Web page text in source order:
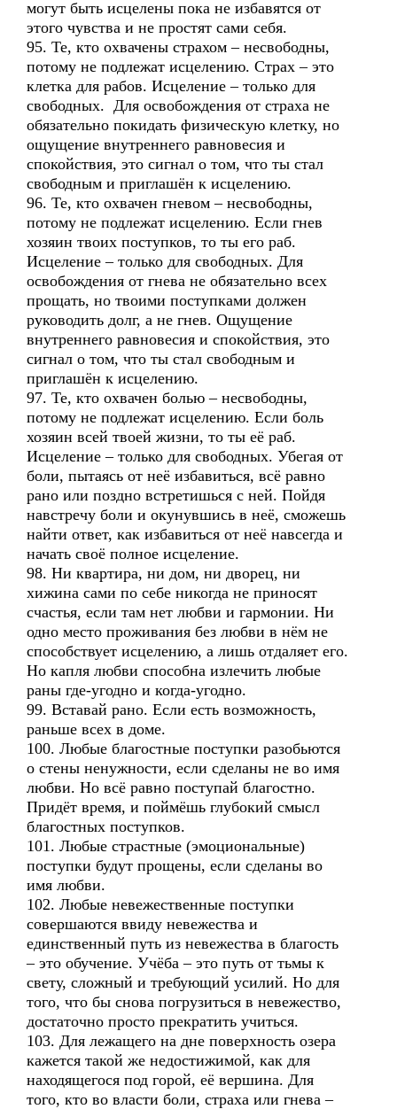
могут быть исцелены пока не избавятся от
этого чувства и не простят сами себя.
95. Те, кто охвачены страхом – несвободны,
потому не подлежат исцелению. Страх – это
клетка для рабов. Исцеление – только для
свободных. Для освобождения от страха не
обязательно покидать физическую клетку, но
ощущение внутреннего равновесия и
спокойствия, это сигнал о том, что ты стал
свободным и приглашён к исцелению.
96. Те, кто охвачен гневом – несвободны,
потому не подлежат исцелению. Если гнев
хозяин твоих поступков, то ты его раб.
Исцеление – только для свободных. Для
освобождения от гнева не обязательно всех
прощать, но твоими поступками должен
руководить долг, а не гнев. Ощущение
внутреннего равновесия и спокойствия, это
сигнал о том, что ты стал свободным и
приглашён к исцелению.
97. Те, кто охвачен болью – несвободны,
потому не подлежат исцелению. Если боль
хозяин всей твоей жизни, то ты её раб.
Исцеление – только для свободных. Убегая от
боли, пытаясь от неё избавиться, всё равно
рано или поздно встретишься с ней. Пойдя
навстречу боли и окунувшись в неё, сможешь
найти ответ, как избавиться от неё навсегда и
начать своё полное исцеление.
98. Ни квартира, ни дом, ни дворец, ни
хижина сами по себе никогда не приносят
счастья, если там нет любви и гармонии. Ни
одно место проживания без любви в нём не
способствует исцелению, а лишь отдаляет его.
Но капля любви способна излечить любые
раны где-угодно и когда-угодно.
99. Вставай рано. Если есть возможность,
раньше всех в доме.
100. Любые благостные поступки разобьются
о стены ненужности, если сделаны не во имя
любви. Но всё равно поступай благостно.
Придёт время, и поймёшь глубокий смысл
благостных поступков.
101. Любые страстные (эмоциональные)
поступки будут прощены, если сделаны во
имя любви.
102. Любые невежественные поступки
совершаются ввиду невежества и
единственный путь из невежества в благость
– это обучение. Учёба – это путь от тьмы к
свету, сложный и требующий усилий. Но для
того, что бы снова погрузиться в невежество,
достаточно просто прекратить учиться.
103. Для лежащего на дне поверхность озера
кажется такой же недостижимой, как для
находящегося под горой, её вершина. Для
того, кто во власти боли, страха или гнева –